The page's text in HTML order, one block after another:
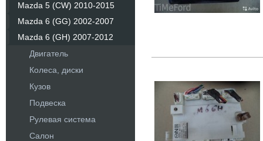
Mazda 5 (CW) 2010-2015
Mazda 6 (GG) 2002-2007
Mazda 6 (GH) 2007-2012
Двигатель
Колеса, диски
Кузов
Подвеска
Рулевая система
Салон